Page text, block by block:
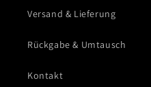
Versand & Lieferung
Rückgabe & Umtausch
Kontakt